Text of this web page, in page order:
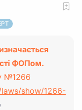
ФОПом.
№1266
show/1266-